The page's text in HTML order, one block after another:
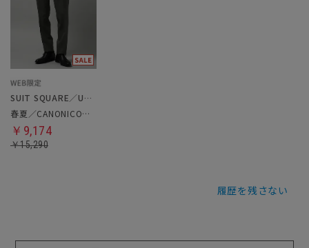
SUIT SQUARE／UNIVERSAL LANGUAGE
春夏／CANONICO／テーパードパンツ
￥9,174
￥15,290
履歴を残さない